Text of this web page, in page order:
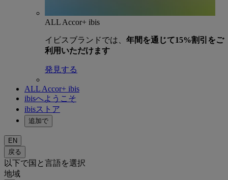
ALL Accor+ ibis
イビスブランドでは、 年間を通じて15%割引をご
利用いただけます
発見する
ALL Accor+ ibis
ibisへようこそ
ibisストア
追加で
EN
戻る
以下で国と言語を選択
地域